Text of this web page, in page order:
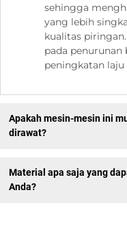
sehingga
yang lebih
kualitas
pada penurunan
peningkatan laju
Apakah mesin-mesin ini
dirawat?
Material apa saja yang
Anda?